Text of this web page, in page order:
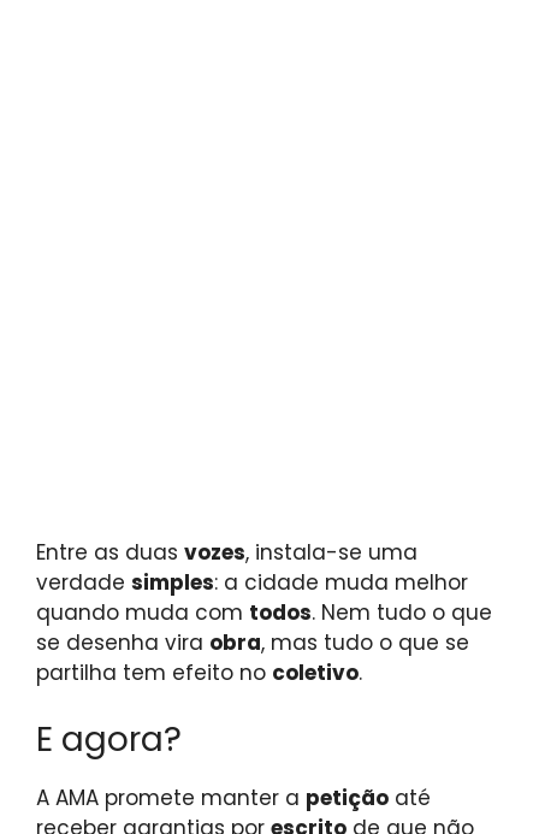
Entre as duas vozes, instala-se uma
verdade simples: a cidade muda melhor
quando muda com todos. Nem tudo o que
se desenha vira obra, mas tudo o que se
partilha tem efeito no coletivo.
E agora?
A AMA promete manter a petição até
receber garantias por escrito de que não